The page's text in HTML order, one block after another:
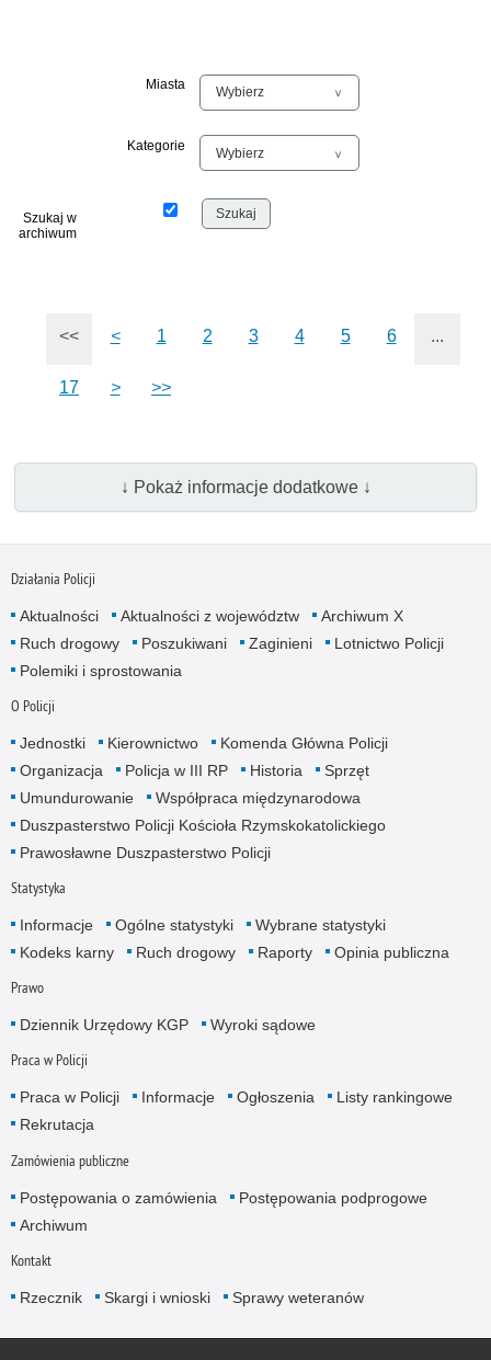
Miasta
Kategorie
Szukaj w
archiwum
<< < 1 2 3 4 5 6 ...
17 > >>
↓ Pokaż informacje dodatkowe ↓
Działania Policji
Aktualności Aktualności z województw
Archiwum X
Ruch drogowy
Poszukiwani Zaginieni
Lotnictwo Policji
Polemiki i sprostowania
O Policji
Jednostki Kierownictwo
Komenda Główna Policji
Organizacja
Policja w III RP Historia
Sprzęt
Umundurowanie
Współpraca międzynarodowa
Duszpasterstwo Policji Kościoła Rzymskokatolickiego
Prawosławne Duszpasterstwo Policji
Statystyka
Informacje Ogólne statystyki
Wybrane statystyki
Kodeks karny
Ruch drogowy Raporty Opinia publiczna
Prawo
Dziennik Urzędowy KGP Wyroki sądowe
Praca w Policji
Praca w Policji Informacje Ogłoszenia
Listy rankingowe
Rekrutacja
Zamówienia publiczne
Postępowania o zamówienia
Postępowania podprogowe
Archiwum
Kontakt
Rzecznik Skargi i wnioski Sprawy weteranów